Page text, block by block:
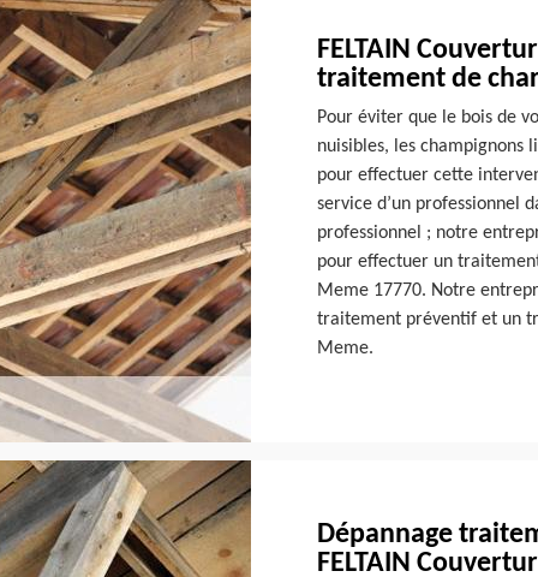
FELTAIN
traitement de
Pour éviter que le bois de
nuisibles, les champignons
pour effectuer cette
service d’un professionnel
professionnel ; notre
pour effectuer un
Meme 17770. Notre
traitement préventif et un
Meme.
Dépannage
FELTAIN